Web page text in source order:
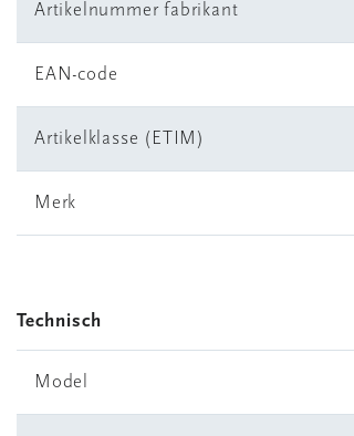
Artikelnummer fabrikant
EAN-code
Artikelklasse (ETIM)
Merk
Technisch
Model